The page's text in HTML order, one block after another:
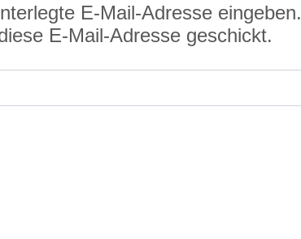
E-Mail-Adresse eingeben.
E-Mail-Adresse geschickt.